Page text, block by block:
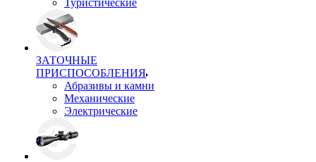
Туристические
ЗАТОЧНЫЕ
ПРИСПОСОБЛЕНИЯ
Абразивы и камни
Механические
Электрические